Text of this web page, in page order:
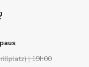
| 19h00